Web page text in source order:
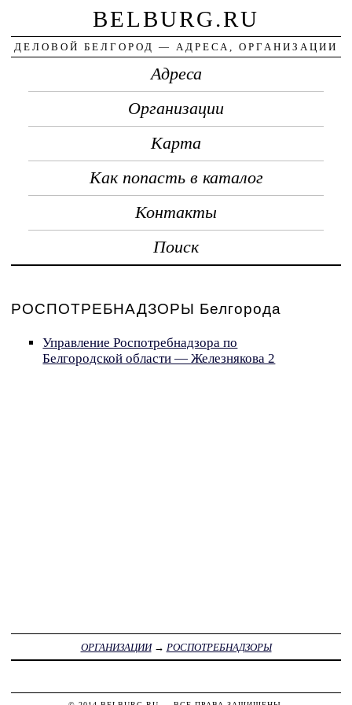
BELBURG.RU
ДЕЛОВОЙ БЕЛГОРОД — АДРЕСА, ОРГАНИЗАЦИИ
Адреса
Организации
Карта
Как попасть в каталог
Контакты
Поиск
РОСПОТРЕБНАДЗОРЫ Белгорода
Управление Роспотребнадзора по
Белгородской области — Железнякова 2
ОРГАНИЗАЦИИ→ РОСПОТРЕБНАДЗОРЫ